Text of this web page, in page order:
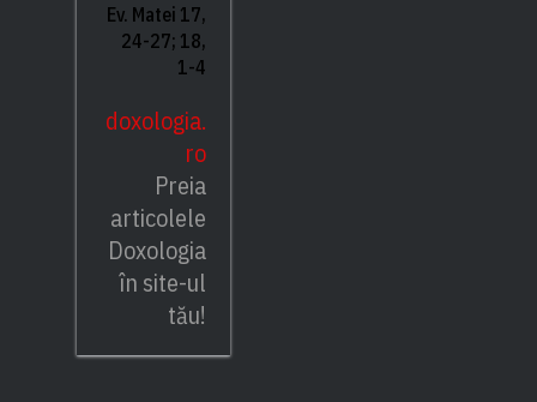
Ev. Matei 17,
24-27; 18,
1-4
doxologia.
ro
Preia
articolele
Doxologia
în site-ul
tău!